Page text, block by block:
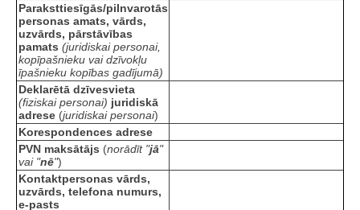
Paraksttiesīgās/pilnvarotās
personas amats, vārds,
uzvārds, pārstāvības
pamats (juridiskai personai,
kopīpašnieku vai dzīvokļu
īpašnieku kopības gadījumā)
Deklarētā dzīvesvieta
(fiziskai personai) juridiskā
adrese (juridiskai personai)
Korespondences adrese
PVN maksātājs (norādīt "jā"
vai "nē")
Kontaktpersonas vārds,
uzvārds, telefona numurs,
e-pasts